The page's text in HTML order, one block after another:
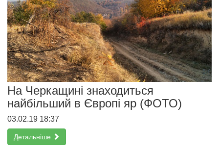
На Черкащині знаходиться
найбільший в Європі яр (ФОТО)
03.02.19 18:37
Детальніше